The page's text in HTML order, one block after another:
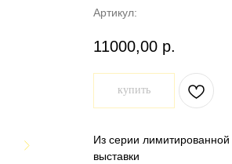
Артикул:
11000,00 р.
купить
Из серии
выставки